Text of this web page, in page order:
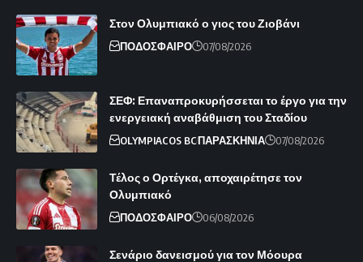
Στον Ολυμπιακό ο γιος του Ζιοβάνι
ΠΟΔΟΣΦΑΙΡΟ 07/08/2026
ΣΕΦ: Επαναπροκυρήσσεται το έργο για την
ενεργειακή αναβάθμιση του Σταδίου
OLYMPIACOS BCΠΑΡΑΣΚΗΝΙΑ 07/08/2026
Τέλος ο Ορτέγκα, αποχαιρέτησε τον
Ολυμπιακό
ΠΟΔΟΣΦΑΙΡΟ 06/08/2026
Σενάριο δανεισμού για τον Μόουρα